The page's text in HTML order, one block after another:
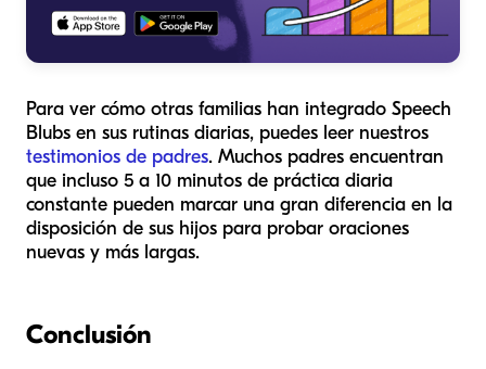
Para ver cómo otras familias han integrado Speech
Blubs en sus rutinas diarias, puedes leer nuestros
testimonios de padres. Muchos padres encuentran
que incluso 5 a 10 minutos de práctica diaria
constante pueden marcar una gran diferencia en la
disposición de sus hijos para probar oraciones
nuevas y más largas.
Conclusión